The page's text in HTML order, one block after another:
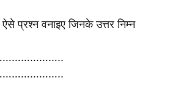
प्रश्न वनाइए जिनके उत्तर निम्न